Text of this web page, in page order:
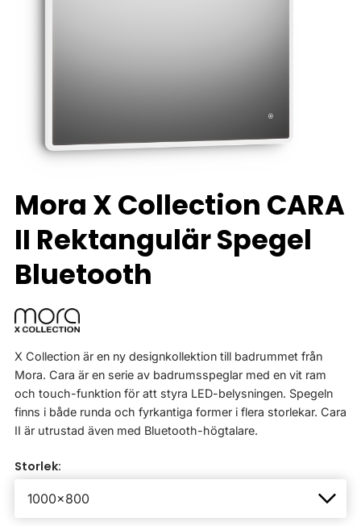
Mora X Collection CARA
II Rektangulär Spegel
Bluetooth
X Collection är en ny designkollektion till badrummet från
Mora. Cara är en serie av badrumsspeglar med en vit ram
och touch-funktion för att styra LED-belysningen. Spegeln
finns i både runda och fyrkantiga former i flera storlekar. Cara
II är utrustad även med Bluetooth-högtalare.
Storlek: